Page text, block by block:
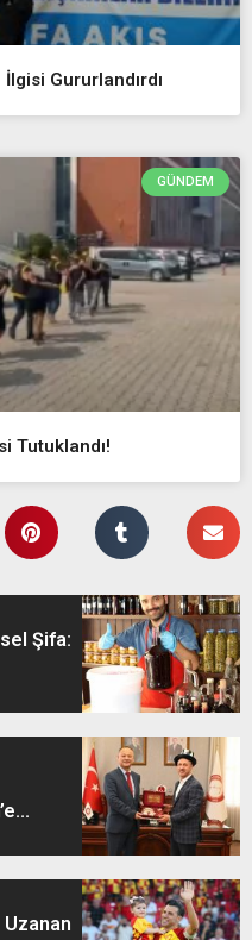
İlgisi Gururlandırdı
GÜNDEM
Tutuklandı!
Şifa:
Uzanan